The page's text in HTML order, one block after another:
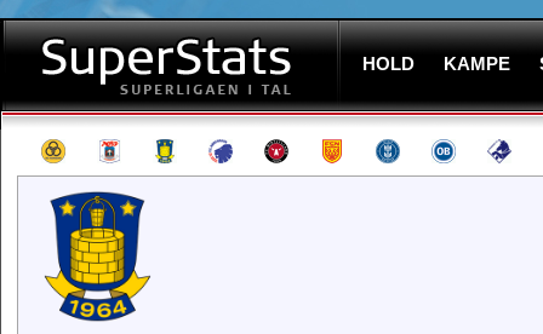
HOLD KAMPE